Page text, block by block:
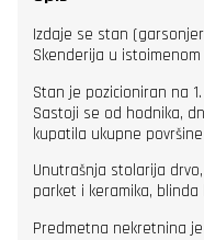
Izdaje se stan
Skenderija u
Stan je pozicioniran na
Sastoji se od hodnika,
kupatila ukupne
Unutrašnja stolarija
parket i keramika, blinda
Predmetna nekretnina